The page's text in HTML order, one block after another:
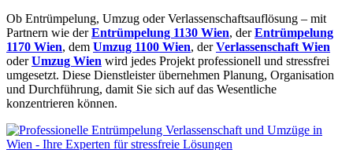
Ob Entrümpelung, Umzug oder Verlassenschaftsauflösung – mit
Partnern wie derEntrümpelung 1130 Wien, derEntrümpelung
1170 Wien, dem Umzug 1100 Wien, derVerlassenschaft Wien
oderUmzug Wien wird jedes Projekt professionell und stressfrei
umgesetzt. Diese Dienstleister übernehmen Planung, Organisation
und Durchführung, damit Sie sich auf das Wesentliche
konzentrieren können.